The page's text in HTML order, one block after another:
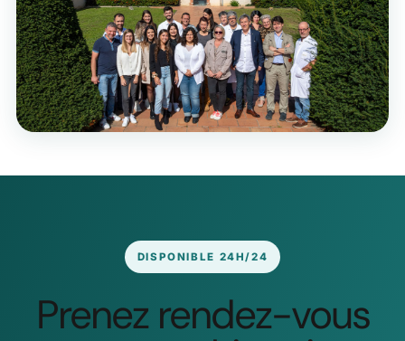
DISPONIBLE 24H/24
Prenez rendez-vous